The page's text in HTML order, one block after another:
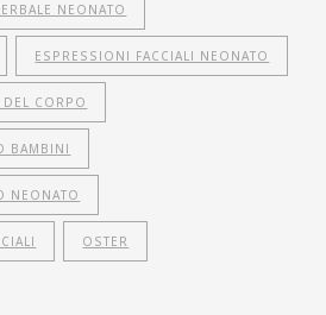
NEONATO
ESPRESSIONI FACCIALI NEONATO
CORPO
BAMBINI
NEONATO
OSTER